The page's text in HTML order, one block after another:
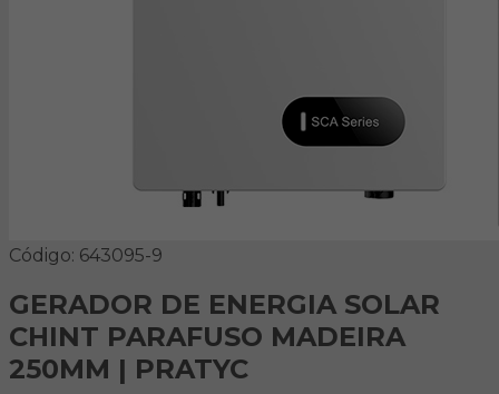
Código: 643095-9
GERADOR DE ENERGIA SOLAR
CHINT PARAFUSO MADEIRA
250MM | PRATYC